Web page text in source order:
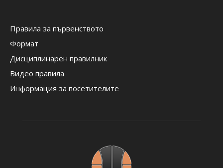
Правила за първенството
Формат
Дисциплинарен правилник
Видео правила
Информация за посетителите